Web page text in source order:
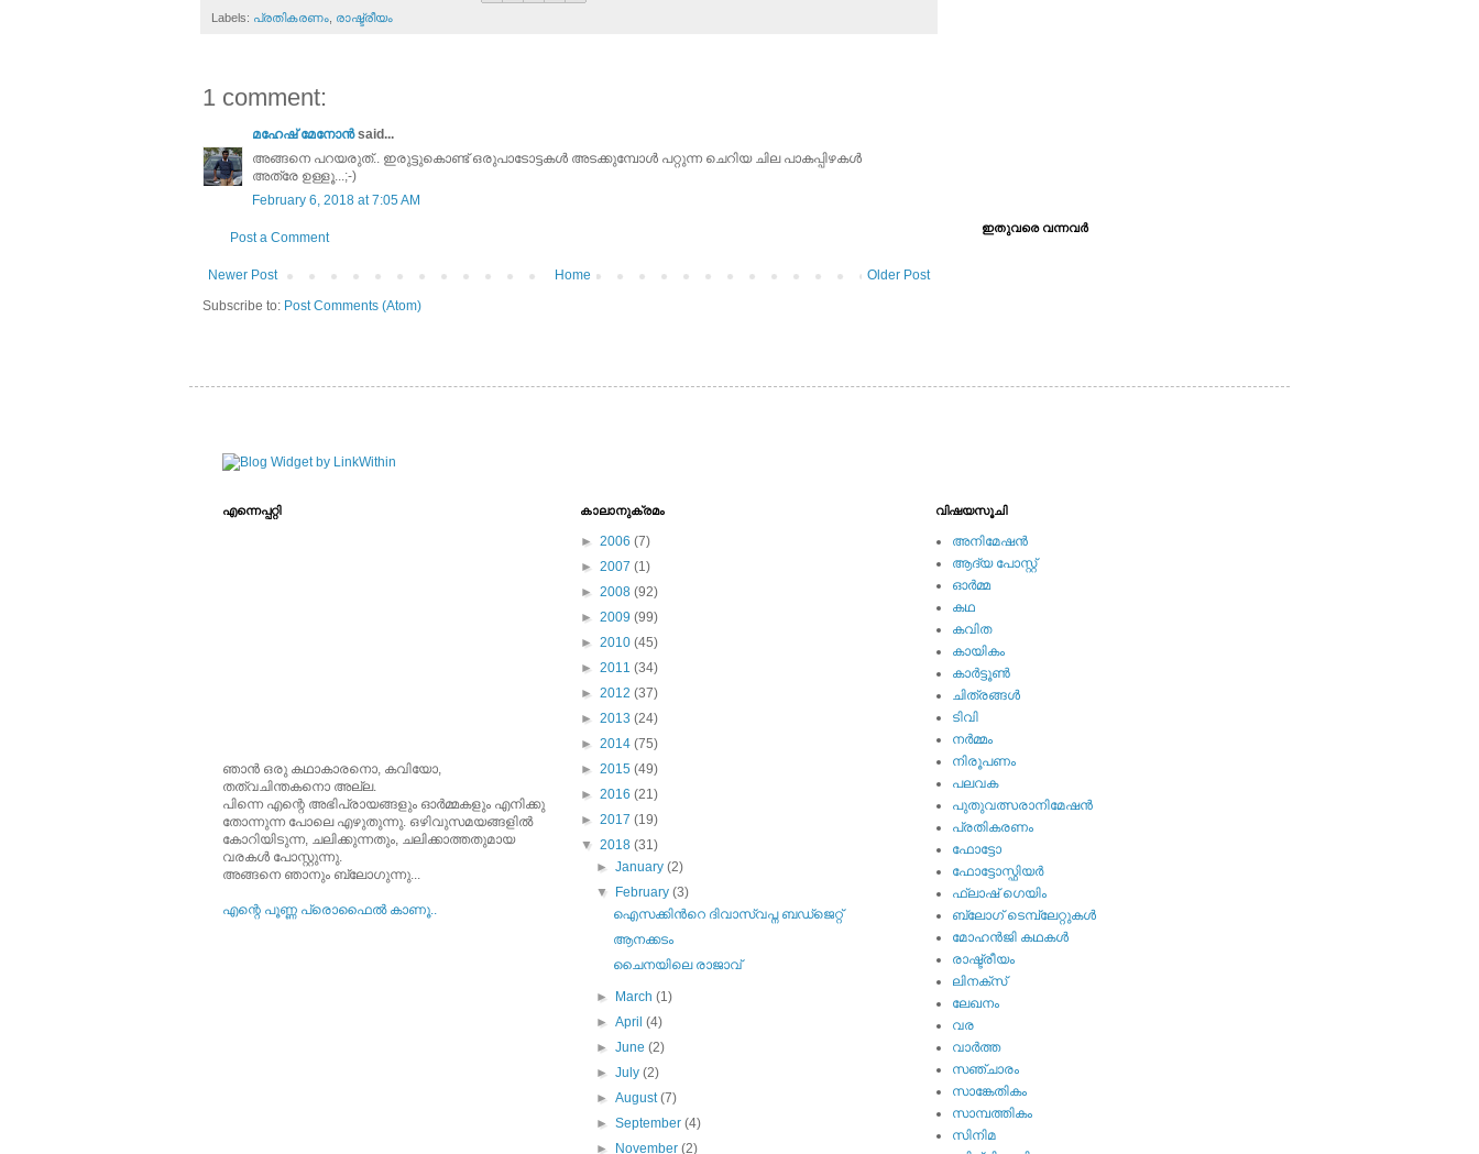
Labels: പ്രതികരണം, രാഷ്ട്രീയം
1 comment:
മഹേഷ് മേനോൻsaid...
അങ്ങനെ പറയരുത്.. ഇരുട്ടുകൊണ്ട് ഒരുപാടോട്ടകൾ അടക്കുമ്പോൾ പറ്റുന്ന ചെറിയ ചില പാകപ്പിഴകൾ
അത്രേ ഉള്ളൂ...;-)
February 6, 2018 at 7:05 AM
Post a Comment
Newer Post Older Post
Home
Subscribe to: Post Comments (Atom)
ഇതുവരെ വന്നവര്‍
എന്നെപ്പറ്റി
ഞാന്‍ ഒരു കഥാകാരനൊ, കവിയോ,
തത്വചിന്തകനൊ അല്ല.
പിന്നെ എന്റെ അഭിപ്രായങ്ങളും ഓര്‍മ്മകളും എനിക്കു
തോന്നുന്ന പോലെ എഴുതുന്നു. ഒഴിവുസമയങ്ങളില്‍
കോറിയിടുന്ന, ചലിക്കുന്നതും, ചലിക്കാത്തതുമായ
വരകള്‍ പോസ്റ്റുന്നു.
അങ്ങനെ ഞാനും ബ്ലോഗുന്നു...
എന്റെ പൂ‍ണ്ണ പ്രൊഫൈല്‍ കാണൂ..
കാലാനുക്രമം
► 2006 (7)
► 2007 (1)
► 2008 (92)
► 2009 (99)
► 2010 (45)
► 2011 (34)
► 2012 (37)
► 2013 (24)
► 2014 (75)
► 2015 (49)
► 2016 (21)
► 2017 (19)
▼ 2018 (31)
►January(2)
▼
February(3)
ഐസക്കിന്‍റെ ദിവാസ്വപ്ന ബഡ്ജെറ്റ്
ആനക്കടം
ചൈനയിലെ രാജാവ്
► March(1)
►April(4)
►June(2)
►July(2)
►August(7)
►September(4)
►
November(2)
വിഷയസൂചി
അനിമേഷന്‍
ആദ്യ പോസ്റ്റ്
ഓര്‍മ്മ
കഥ
കവിത
കായികം
കാര്‍ട്ടൂണ്‍
ചിത്രങ്ങള്‍
ടിവി
നര്‍മ്മം
നിരൂപണം
പലവക
പുതുവത്സരാനിമേഷന്‍
പ്രതികരണം
ഫോട്ടോ
ഫോട്ടോസ്ഫിയര്‍
ഫ്ലാഷ്‌ ഗെയിം
ബ്ലോഗ് ടെമ്പ്ലേറ്റുകള്‍
മോഹന്‍ജി കഥകള്‍
രാഷ്ട്രീയം
ലിനക്സ്
ലേഖനം
വര
വാര്‍ത്ത
സഞ്ചാരം
സാങ്കേതികം
സാമ്പത്തികം
സിനിമ